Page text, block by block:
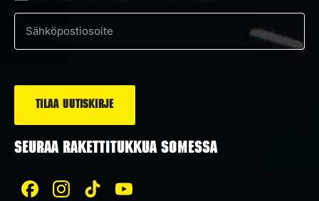
Sähköposti
SEURAA RAKETTITUKKUA SOMESSA